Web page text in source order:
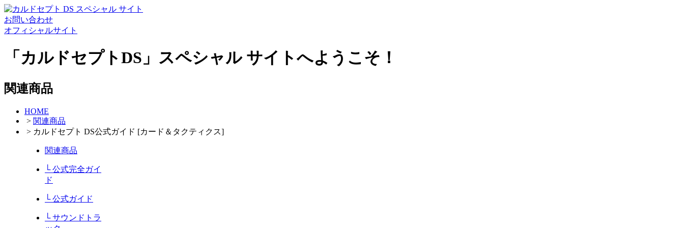
お問い合わせ
オフィシャルサイト
「カルドセプトDS」スペシャル サイトへようこそ！
関連商品
HOME
> 関連商品
> カルドセプト DS公式ガイド [カード＆タクティクス]
関連商品
└ 公式完全ガイ
ド
└ 公式ガイド
└ サウンドトラ